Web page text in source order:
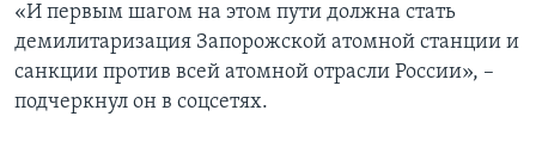
«И первым шагом на этом пути должна стать
демилитаризация Запорожской атомной станции и
санкции против всей атомной отрасли России», –
подчеркнул он в соцсетях.